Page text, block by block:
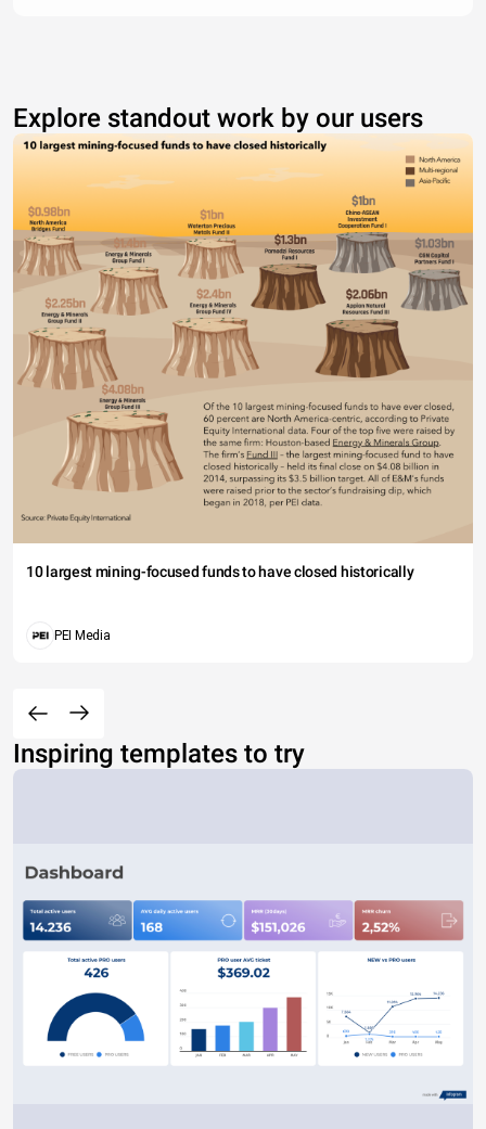
Explore standout work by our users
10 largest mining-focused funds to have closed historically
PEI Media
Inspiring templates to try